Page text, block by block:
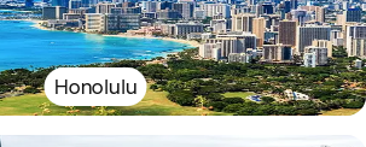
Honolulu